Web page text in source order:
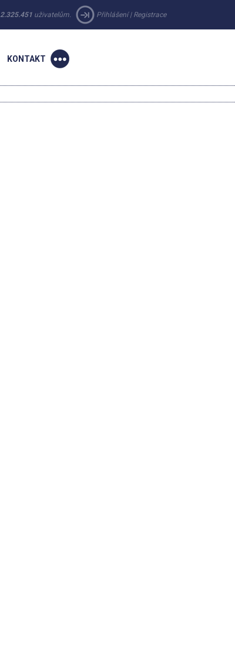
2.325.451 uživatelům. Přihlášení| Registrace
KONTAKT